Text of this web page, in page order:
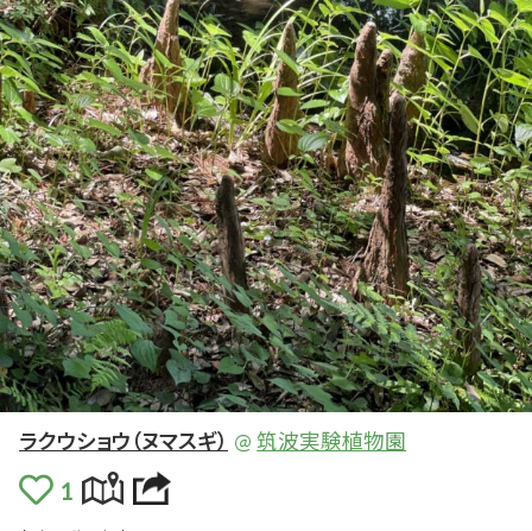
ラクウショウ（ヌマスギ） @ 筑波実験植物園